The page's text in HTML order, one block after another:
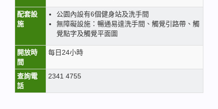
配套設
施
公園內設有6個健身站及洗手間
無障礙設施：暢通易達洗手間、觸覺引路帶、觸
覺點字及觸覺平面圖
開放時
間
每日24小時
查詢電
話
2341 4755